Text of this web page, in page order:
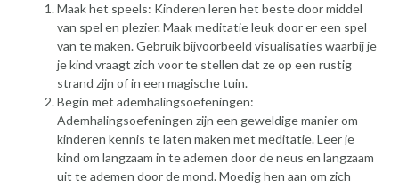
Maak het speels: Kinderen leren het beste door middel
van spel en plezier. Maak meditatie leuk door er een spel
van te maken. Gebruik bijvoorbeeld visualisaties waarbij je
je kind vraagt zich voor te stellen dat ze op een rustig
strand zijn of in een magische tuin.
Begin met ademhalingsoefeningen:
Ademhalingsoefeningen zijn een geweldige manier om
kinderen kennis te laten maken met meditatie. Leer je
kind om langzaam in te ademen door de neus en langzaam
uit te ademen door de mond. Moedig hen aan om zich